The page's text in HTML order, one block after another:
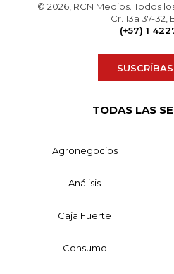
© 2026, RCN Medios. Todos
Cr. 13a 37-
(+57) 1
TODAS LAS
Agronegocios
Análisis
Caja Fuerte
Consumo